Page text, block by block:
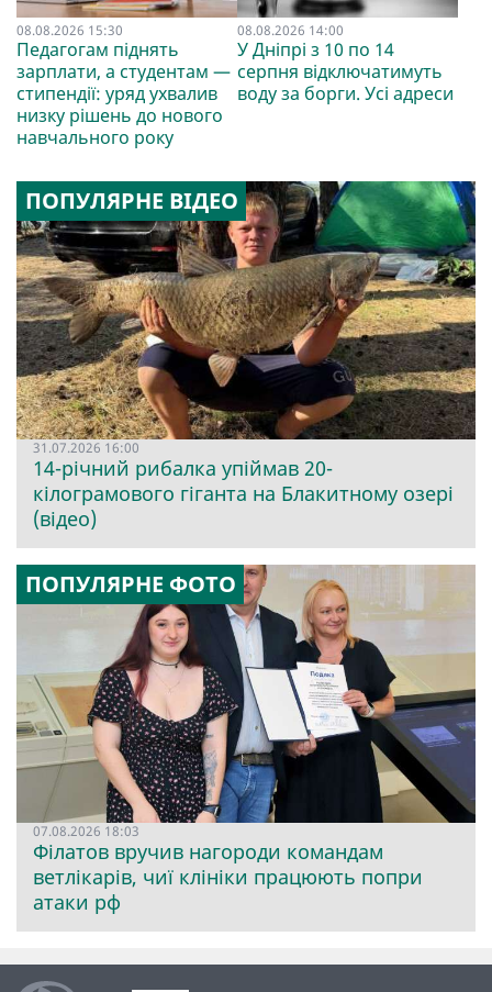
08.08.2026 15:30
Педагогам піднять
зарплати, а студентам —
стипендії: уряд ухвалив
низку рішень до нового
навчального року
08.08.2026 14:00
У Дніпрі з 10 по 14
серпня відключатимуть
воду за борги. Усі адреси
ПОПУЛЯРНЕ ВІДЕО
31.07.2026 16:00
14-річний рибалка упіймав 20-
кілограмового гіганта на Блакитному озері
(відео)
ПОПУЛЯРНЕ ФОТО
07.08.2026 18:03
Філатов вручив нагороди командам
ветлікарів, чиї клініки працюють попри
атаки рф